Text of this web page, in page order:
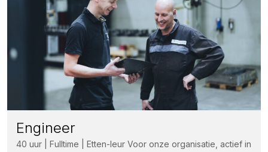
Engineer
40 uur | Fulltime | Etten-leur Voor onze organisatie, actief in